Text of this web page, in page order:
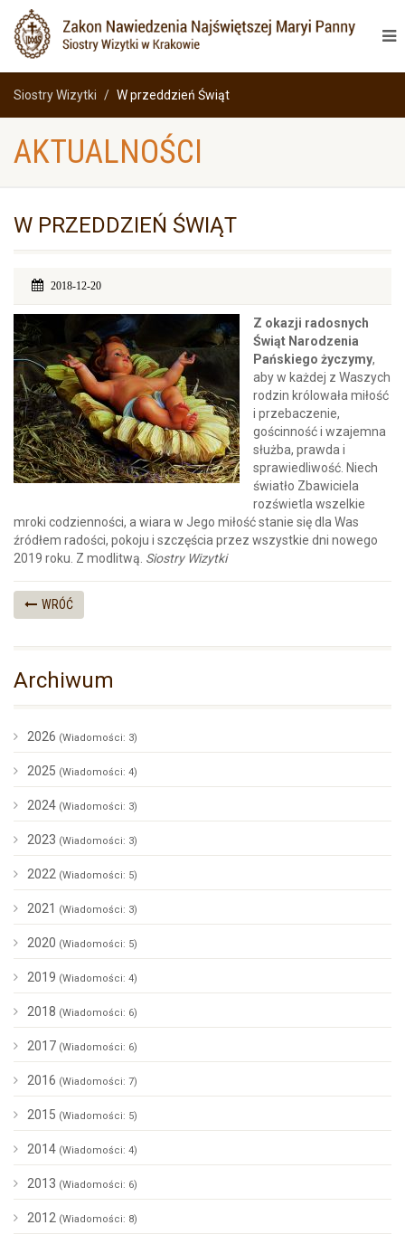
Siostry Wizytki W przeddzień Świąt
AKTUALNOŚCI
W PRZEDDZIEŃ ŚWIĄT
2018-12-20
Z okazji radosnych
Świąt Narodzenia
Pańskiego życzymy,
aby w każdej z Waszych
rodzin królowała miłość
i przebaczenie,
gościnność i wzajemna
służba, prawda i
sprawiedliwość. Niech
światło Zbawiciela
rozświetla wszelkie
mroki codzienności, a wiara w Jego miłość stanie się dla Was
źródłem radości, pokoju i szczęścia przez wszystkie dni nowego
2019 roku. Z modlitwą. Siostry Wizytki
WRÓĆ
Archiwum
2026 (Wiadomości: 3)
2025 (Wiadomości: 4)
2024 (Wiadomości: 3)
2023 (Wiadomości: 3)
2022 (Wiadomości: 5)
2021 (Wiadomości: 3)
2020 (Wiadomości: 5)
2019 (Wiadomości: 4)
2018 (Wiadomości: 6)
2017 (Wiadomości: 6)
2016 (Wiadomości: 7)
2015 (Wiadomości: 5)
2014 (Wiadomości: 4)
2013 (Wiadomości: 6)
2012 (Wiadomości: 8)